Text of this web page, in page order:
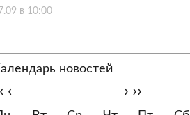
в 10:00
новостей
‹ › ››